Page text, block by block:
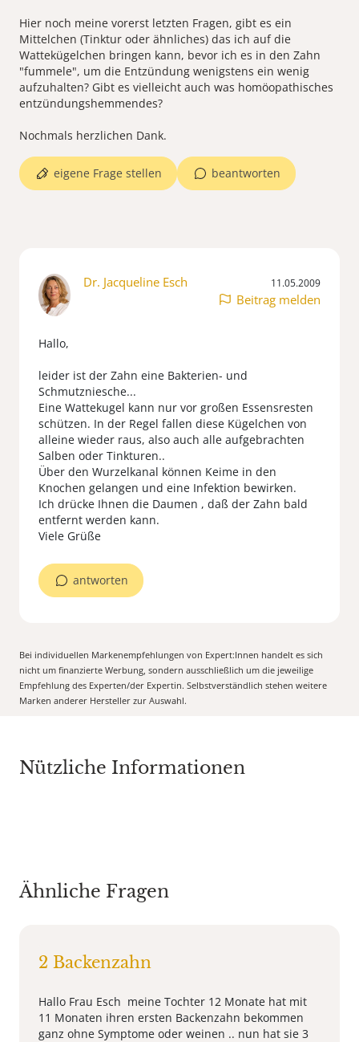
Hier noch meine vorerst letzten Fragen, gibt es ein
Mittelchen (Tinktur oder ähnliches) das ich auf die
Wattekügelchen bringen kann, bevor ich es in den Zahn
"fummele", um die Entzündung wenigstens ein wenig
aufzuhalten? Gibt es vielleicht auch was homöopathisches
entzündungshemmendes?
Nochmals herzlichen Dank.
beantworten
eigene Frage stellen
Dr. Jacqueline Esch 11.05.2009
Beitrag melden
Hallo,
leider ist der Zahn eine Bakterien- und
Schmutzniesche...
Eine Wattekugel kann nur vor großen Essensresten
schützen. In der Regel fallen diese Kügelchen von
alleine wieder raus, also auch alle aufgebrachten
Salben oder Tinkturen..
Über den Wurzelkanal können Keime in den
Knochen gelangen und eine Infektion bewirken.
Ich drücke Ihnen die Daumen , daß der Zahn bald
entfernt werden kann.
Viele Grüße
antworten
Bei individuellen Markenempfehlungen von Expert:Innen handelt es sich
nicht um finanzierte Werbung, sondern ausschließlich um die jeweilige
Empfehlung des Experten/der Expertin. Selbstverständlich stehen weitere
Marken anderer Hersteller zur Auswahl.
Nützliche Informationen
Ähnliche Fragen
2 Backenzahn
Hallo Frau Esch meine Tochter 12 Monate hat mit
11 Monaten ihren ersten Backenzahn bekommen
ganz ohne Symptome oder weinen .. nun hat sie 3